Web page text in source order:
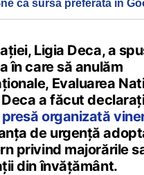
ca sursă preferată în
Ligia Deca, a
în care să anulăm
Evaluarea
Deca a făcut
organizată
de urgență
privind majorările
din învățământ.